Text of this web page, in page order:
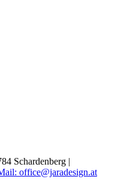
Schardenberg |
office@jaradesign.at